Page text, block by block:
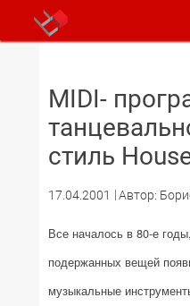
MIDI-
стиль
17.04.2001 Автор:
Все началось в 80-е
подержанных вещей
музыкальные